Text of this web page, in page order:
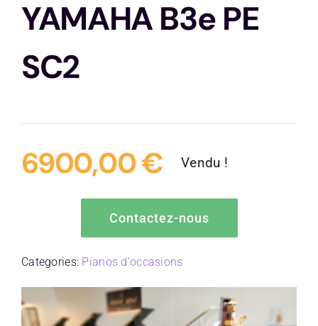
YAMAHA B3e PE
SC2
6900,00€ Vendu !
Contactez-nous
Categories: Pianos d'occasions